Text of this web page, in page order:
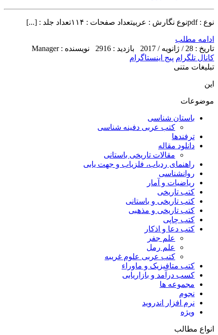
نوع : pdfنوع نگارش : عربیتعداد صفحات : ۱۱۴تعداد جلد : [...]
ادامه مطلب
تاریخ : 28 / ژانویه / 2017
بازدید : 2916
نویسنده : Manager
کانال تلگرام پیج اینستاگرام
تبلیغات متنی
این
موضوعات
باستان شناسی
کتب عربی دفینه شناسی
ترفندها
دانلود مقاله
مقالات تاریخی باستانی
راهنمای ردیاب، فلزیاب و جهت یابی
روانشناسی
ریاضیات و آمار
کتب تاریخی
کتب تاریخی و باستانی
کتب تاریخی و مذهبی
کتب چاپی
کتب دعا و اذکار
علم جفر
علم رمل
کتب عربی علوم غریبه
کتب متافیزیک و ماوراء
کسب درآمد و بازاریابی
مجموعه ها
نجوم
نرم افزار اندروید
ویژه
انواع مطالب